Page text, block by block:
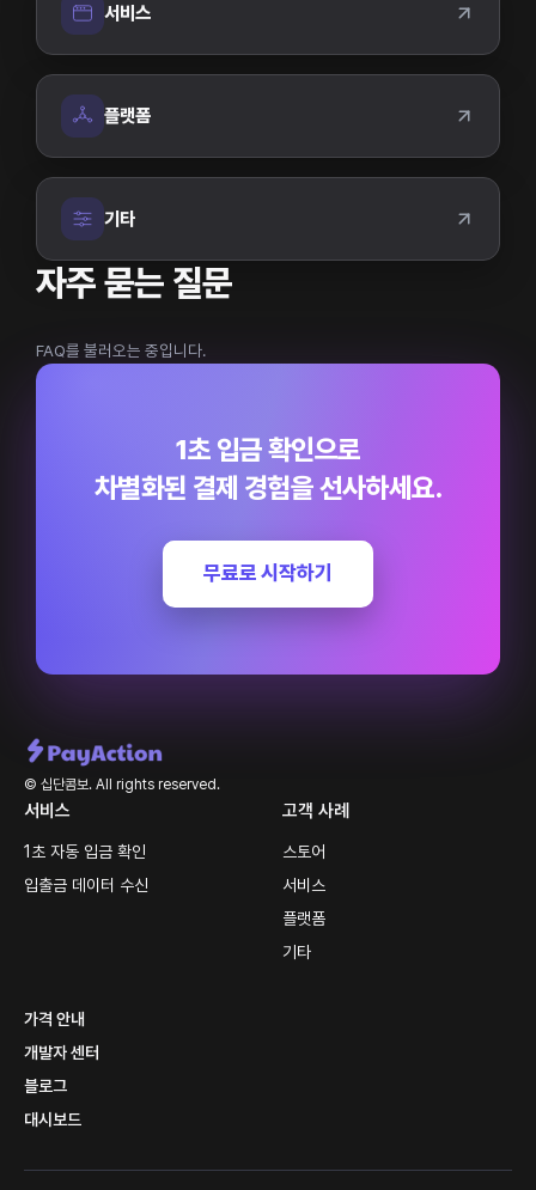
서비스
플랫폼
기타
자주 묻는 질문
FAQ를 불러오는 중입니다.
1초 입금 확인으로
차별화된 결제 경험을 선사하세요.
무료로 시작하기
© 십단콤보. All rights reserved.
서비스
1초 자동 입금 확인
입출금 데이터 수신
고객 사례
스토어
서비스
플랫폼
기타
가격 안내
개발자 센터
블로그
대시보드